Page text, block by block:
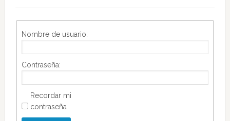
Nombre de usuario:
Contraseña:
Recordar mi
contraseña